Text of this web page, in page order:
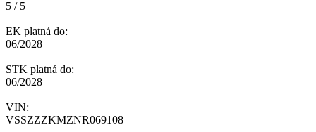
5 / 5
EK platná do:
06/2028
STK platná do:
06/2028
VIN:
VSSZZZKMZNR069108